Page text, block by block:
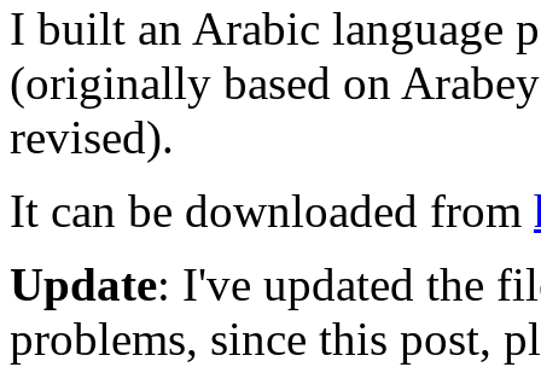
I built an Arabic language
(originally based on
revised).
It can be downloaded from
Update: I've updated the
problems, since this post,